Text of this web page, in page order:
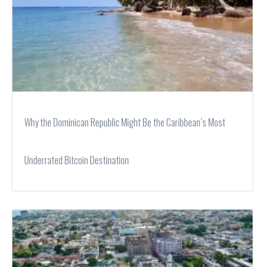
Why the Dominican Republic Might Be the Caribbean’s Most
Underrated Bitcoin Destination